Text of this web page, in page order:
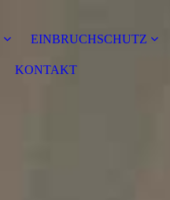
EINBRUCHSCHUTZ
KONTAKT